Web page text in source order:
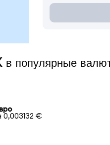
в популярные
0,003132 €